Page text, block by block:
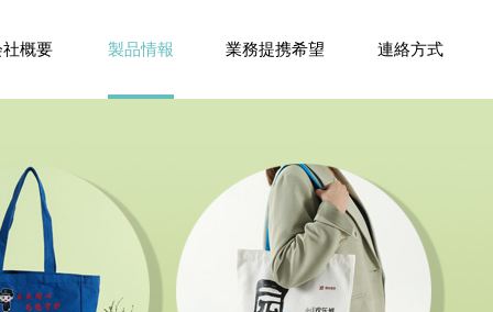
概要 製品情報 業務提携希望 連絡方式